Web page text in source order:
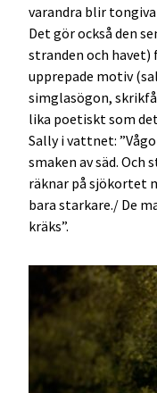
varandra blir
Det gör också den
stranden och havet)
upprepade motiv
simglasögon,
lika poetiskt som
Sally i vattnet:
smaken av säd.
räknar på sjökortet
bara starkare./ De
kräks”.